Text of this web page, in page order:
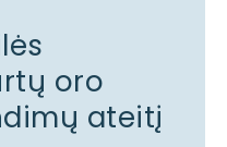
oro
ateitį